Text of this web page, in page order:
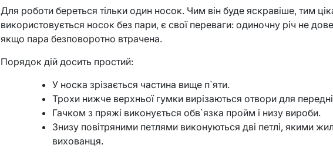
Для роботи береться тільки один носок. Чим він буде яскравіше, тим
використовується носок без пари, є свої переваги: ​​одиночну річ не
якщо пара безповоротно втрачена.
Порядок дій досить простий:
У носка зрізається частина вище п`яти.
Трохи нижче верхньої гумки вирізаються отвори для
Гачком з пряжі виконується обв`язка пройм і низу вироби.
Знизу повітряними петлями виконуються дві петлі, якими
вихованця.